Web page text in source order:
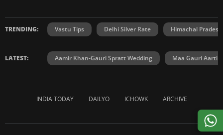
TRENDING: Vastu Tips Delhi Silver Rate Himachal
LATEST: Aamir Khan-Gauri Spratt Wedding Maa Gauri Aarti
INDIA TODAY DAILYO ICHOWK ARCHIVE